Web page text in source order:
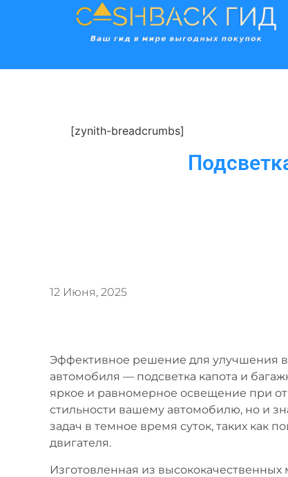
[zynith-breadcrumbs]
12 Июня, 2025
Эффективное решение для улучшения
автомобиля — подсветка капота и
яркое и равномерное освещение при
стильности вашему автомобилю, но и
задач в темное время суток, таких как
двигателя.
Изготовленная из высококачественных